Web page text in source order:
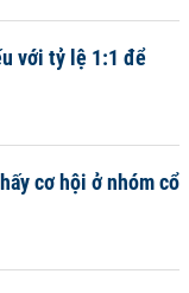
với tỷ lệ 1:1 để
cơ hội ở nhóm cổ